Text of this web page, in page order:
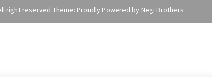
right reserved Theme: Proudly Powered by Negi Brothers